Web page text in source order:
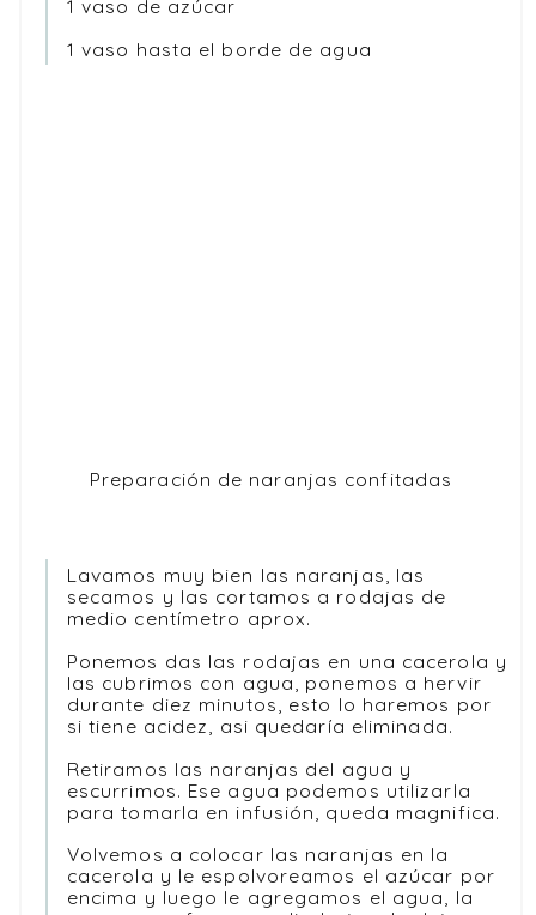
1 vaso de azúcar
1 vaso hasta el borde de agua
Preparación de naranjas confitadas
Lavamos muy bien las naranjas, las
secamos y las cortamos a rodajas de
medio centímetro aprox.
Ponemos das las rodajas en una cacerola y
las cubrimos con agua, ponemos a hervir
durante diez minutos, esto lo haremos por
si tiene acidez, asi quedaría eliminada.
Retiramos las naranjas del agua y
escurrimos. Ese agua podemos utilizarla
para tomarla en infusión, queda magnifica.
Volvemos a colocar las naranjas en la
cacerola y le espolvoreamos el azúcar por
encima y luego le agregamos el agua, la